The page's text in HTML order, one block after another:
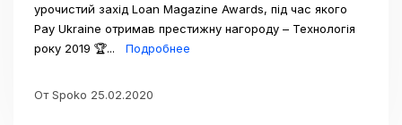
урочистий захід Loan Magazine Awards, під час якого
Pay Ukraine отримав престижну нагороду – Технологія
року 2019 🏆...
Подробнее
От Spoko 25.02.2020